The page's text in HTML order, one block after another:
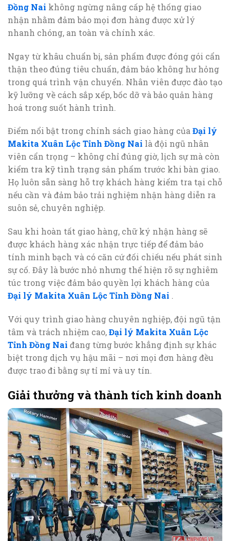
Đồng Nai không ngừng nâng cấp hệ thống giao
nhận nhằm đảm bảo mọi đơn hàng được xử lý
nhanh chóng, an toàn và chính xác.
Ngay từ khâu chuẩn bị, sản phẩm được đóng gói cẩn
thận theo đúng tiêu chuẩn, đảm bảo không hư hỏng
trong quá trình vận chuyển. Nhân viên được đào tạo
kỹ lưỡng về cách sắp xếp, bốc dỡ và bảo quản hàng
hoá trong suốt hành trình.
Điểm nổi bật trong chính sách giao hàng củaĐại lý
Makita Xuân Lộc Tỉnh Đồng Nai là đội ngũ nhân
viên cẩn trọng – không chỉ đúng giờ, lịch sự mà còn
kiểm tra kỹ tình trạng sản phẩm trước khi bàn giao.
Họ luôn sẵn sàng hỗ trợ khách hàng kiểm tra tại chỗ
nếu cần và đảm bảo trải nghiệm nhận hàng diễn ra
suôn sẻ, chuyên nghiệp.
Sau khi hoàn tất giao hàng, chữ ký nhận hàng sẽ
được khách hàng xác nhận trực tiếp để đảm bảo
tính minh bạch và có căn cứ đối chiếu nếu phát sinh
sự cố. Đây là bước nhỏ nhưng thể hiện rõ sự nghiêm
túc trong việc đảm bảo quyền lợi khách hàng của
Đại lý Makita Xuân Lộc Tỉnh Đồng Nai .
Với quy trình giao hàng chuyên nghiệp, đội ngũ tận
tâm và trách nhiệm cao,Đại lý Makita Xuân Lộc
Tỉnh Đồng Nai đang từng bước khẳng định sự khác
biệt trong dịch vụ hậu mãi – nơi mọi đơn hàng đều
được trao đi bằng sự tỉ mỉ và uy tín.
Giải thưởng và thành tích kinh doanh